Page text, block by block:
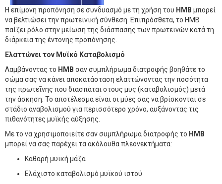
Η επίμονη προπόνηση σε συνδυασμό με τη χρήση του HMB μπορεί
να βελτιώσει την πρωτεϊνική σύνθεση. Επιπρόσθετα, το HMB
παίζει ρόλο στην μείωση της διάσπασης των πρωτεϊνών κατά τη
διάρκεια της έντονης προπόνησης.
Ελαττώνει τον Μυϊκό Καταβολισμό
Λαμβάνοντας το HMB σαν συμπλήρωμα διατροφής βοηθάτε το
σώμα σας να κάνει αποκατάσταση ελαττώνοντας την ποσότητα
της πρωτεΐνης που διασπάται στους μυς (καταβολισμός) μετά
την άσκηση. Το αποτέλεσμα είναι οι μύες σας να βρίσκονται σε
στάδιο αναβολισμού για περισσότερο χρόνο, αυξάνοντας τις
πιθανότητες μυϊκής αύξησης.
Με το να χρησιμοποιείτε σαν συμπλήρωμα διατροφής το HMB
μπορεί να σας παρέχει τα ακόλουθα πλεονεκτήματα:
Καθαρή μυϊκή μάζα
Ελάχιστο καταβολισμό μυϊκού ιστού